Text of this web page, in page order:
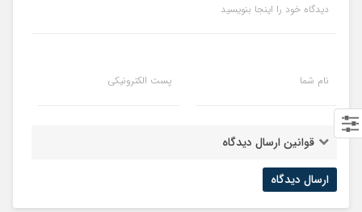
دیدگاه خود را اینجا بنویسید
نام شما پست الکترونیکی
قوانین ارسال دیدگاه